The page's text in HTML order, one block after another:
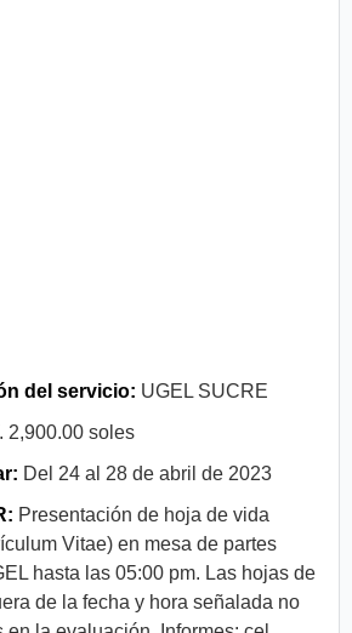
del servicio: UGEL SUCRE
2,900.00 soles
Del 24 al 28 de abril de 2023
Presentación de hoja de vida
Vitae) en mesa de partes
hasta las 05:00 pm. Las hojas de
de la fecha y hora señalada no